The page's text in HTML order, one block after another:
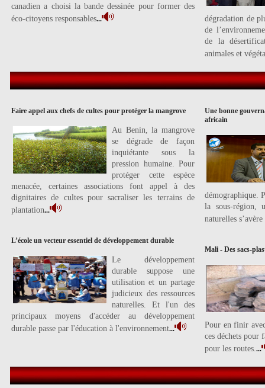
canadien a choisi la bande dessinée pour former des
éco-citoyens responsables...
dégradation de
de
de la
animales et
Faire appel aux chefs de cultes pour protéger la mangrove
Au Benin, la mangrove
se dégrade de façon
inquiétante sous la
pression humaine. Pour
protéger cette espèce
menacée, certaines associations font appel à des
dignitaires de cultes pour sacraliser les terrains de
plantation...
L’école un vecteur essentiel de développement durable
Le développement
durable suppose une
utilisation et un partage
judicieux des ressources
naturelles. Et l'un des
principaux moyens d'accéder au développement
durable passe par l'éducation à l'environnement...
Une bonne
africain
démographique.
la sous-région,
naturelles
Mali - Des sacs-
Pour en finir
ces déchets pour
pour les routes....